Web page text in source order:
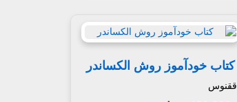
کتاب خودآموز روش الکساندر
ققنوس